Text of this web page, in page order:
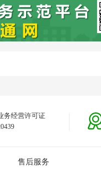
务经营许可证
售后服务